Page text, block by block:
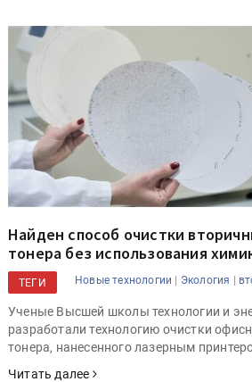
Найден способ очистки
тонера без использования
ТЕГИ Новые технологии | Экология |
Ученые Высшей школы технологии и
разработали технологию очистки
тонера, нанесенного лазерным
Читать далее